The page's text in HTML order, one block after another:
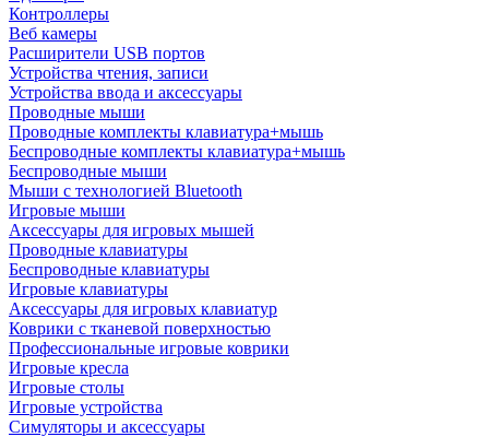
Контроллеры
Веб камеры
Расширители USB портов
Устройства чтения, записи
Устройства ввода и аксессуары
Проводные мыши
Проводные комплекты клавиатура+мышь
Беспроводные комплекты клавиатура+мышь
Беспроводные мыши
Мыши с технологией Bluetooth
Игровые мыши
Аксессуары для игровых мышей
Проводные клавиатуры
Беспроводные клавиатуры
Игровые клавиатуры
Аксессуары для игровых клавиатур
Коврики с тканевой поверхностью
Профессиональные игровые коврики
Игровые кресла
Игровые столы
Игровые устройства
Симуляторы и аксессуары